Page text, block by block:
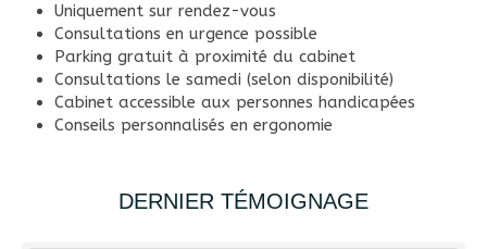
Uniquement sur rendez-vous
Consultations en urgence possible
Parking gratuit à proximité du cabinet
Consultations le samedi (selon disponibilité)
Cabinet accessible aux personnes handicapées
Conseils personnalisés en ergonomie
DERNIER TÉMOIGNAGE